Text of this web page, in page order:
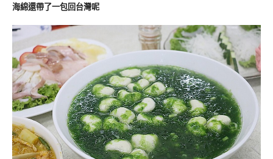
海綿還帶了一包回台灣呢